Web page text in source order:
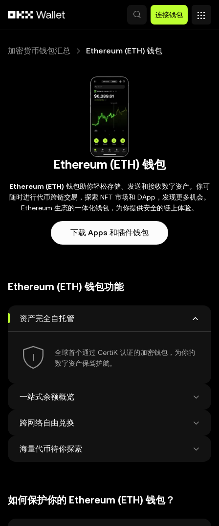
连接钱包
加密货币钱包汇总 Ethereum (ETH) 钱包
Ethereum (ETH) 钱包
Ethereum (ETH) 钱包助你轻松存储、发送和接收数字资产。你可
随时进行代币跨链交易，探索 NFT 市场和 DApp，发现更多机会。
Ethereum 生态的一体化钱包，为你提供安全的链上体验。
下载 Apps 和插件钱包
Ethereum (ETH) 钱包功能
资产完全自托管
全球首个通过 CertiK 认证的加密钱包，为你的
数字资产保驾护航。
一站式余额概览
跨网络自由兑换
海量代币待你探索
如何保护你的 Ethereum (ETH) 钱包？